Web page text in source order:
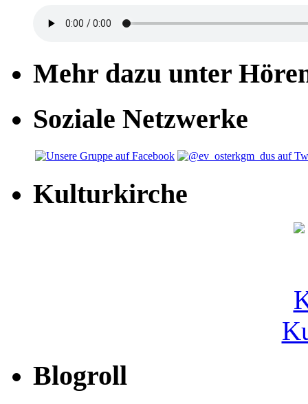
Mehr dazu unter
Soziale Netzwerke
Kulturkirche
Blogroll